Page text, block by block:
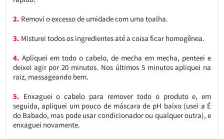
2. Removi o excesso de umidade com uma toalha.
3. Misturei todos os ingredientes até a coisa ficar homogênea.
4. Apliquei em todo o cabelo, de mecha em mecha, penteei e
deixei agir por 20 minutos. Nos últimos 5 minutos apliquei na
raiz, massageando bem.
5. Enxaguei o cabelo para remover todo o produto e, em
seguida, apliquei um pouco de máscara de pH baixo (usei a É
do Babado, mas pode usar condicionador ou qualquer outra), e
enxaguei novamente.